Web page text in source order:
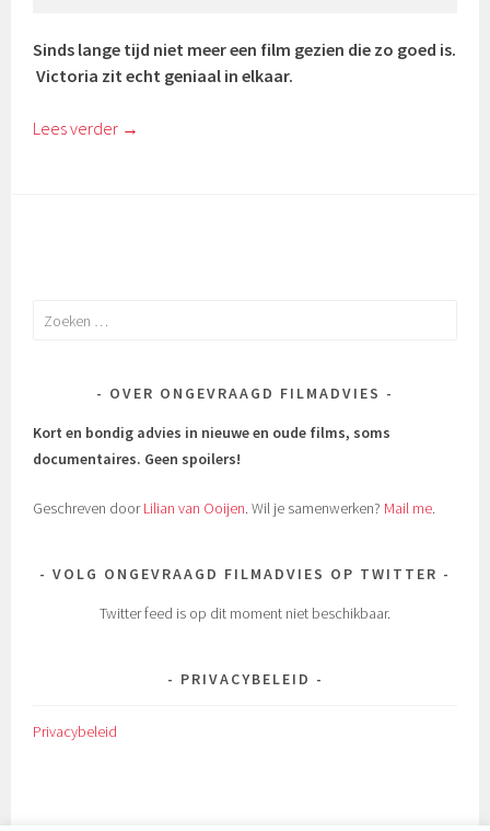
Sinds lange tijd niet meer een film gezien die zo goed is.
Victoria zit echt geniaal in elkaar.
Lees verder →
Zoeken
OVER ONGEVRAAGD FILMADVIES
Kort en bondig advies in nieuwe en oude films, soms
documentaires. Geen spoilers!
Geschreven doorLilian van Ooijen. Wil je samenwerken? Mail me.
VOLG ONGEVRAAGD FILMADVIES OP TWITTER
Twitter feed is op dit moment niet beschikbaar.
PRIVACYBELEID
Privacybeleid